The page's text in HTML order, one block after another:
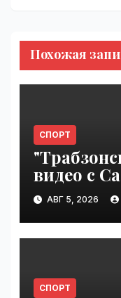
Похожая
СПОРТ
видео с
АВГ 5, 2026
СПОРТ